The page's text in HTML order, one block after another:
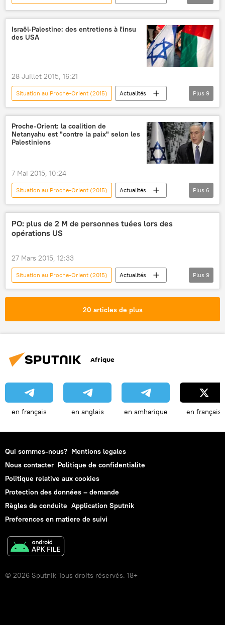
International
Russie
États-Unis
Syrie
Proche-Orient
Vladimir Poutine
Israël-Palestine: des entretiens à l'insu
des USA
28 Juillet 2015, 16:21
Situation au Proche-Orient (2015)
Actualités
International
Israël
Palestine
Jordanie
Cisjordanie
États-Unis
Silvan Shalom
Saeb Erekat
Plus 9
Proche-Orient: la coalition de
Netanyahu est "contre la paix" selon les
Palestiniens
7 Mai 2015, 10:24
Situation au Proche-Orient (2015)
Actualités
International
Israël
Proche-Orient
Palestine
Saëb Erakat
Benjamin Netanyahou
Plus 6
PO: plus de 2 M de personnes tuées lors des
opérations US
27 Mars 2015, 12:33
Situation au Proche-Orient (2015)
Actualités
International
États-Unis
Irak
Pakistan
Proche-Orient
Association internationale des médecins pour la responsabilité sociale (PSR)
Plus 9
20 articles de plus
Afrique
en français en anglais en amharique en français
Qui sommes-nous? Mentions legales
Nous contacter Politique de confidentialite
Politique relative aux cookies
Protection des données – demande
Règles de conduite Application Sputnik
Preferences en matiere de suivi
© 2026 Sputnik Tous droits réservés. 18+